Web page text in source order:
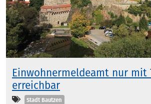
Einwohnermeldeamt nur mit
erreichbar
Kategorien
Stadt Bautzen